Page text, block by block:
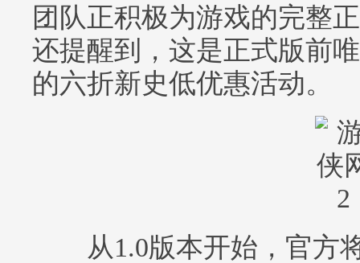
团队正积极为游戏的完整
还提醒到，这是正式版前
的六折新史低优惠活动。
从1.0版本开始，官方将